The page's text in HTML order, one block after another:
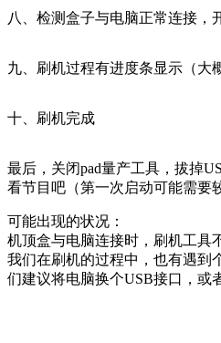
八、检测盒子与电脑正常连接，
九、刷机过程有进度条显示（大
十、刷机完成
最后，关闭pad量产工具，拔掉
看节目吧（第一次启动可能需要
可能出现的状况：
机顶盒与电脑连接时，刷机工具
我们在刷机的过程中，也有遇到
们建议将电脑换个USB接口，或